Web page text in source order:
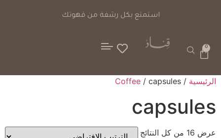
0
الرئيسية /
Coffee / capsules
capsules
عرض ⁦16⁩ من كل النتائج